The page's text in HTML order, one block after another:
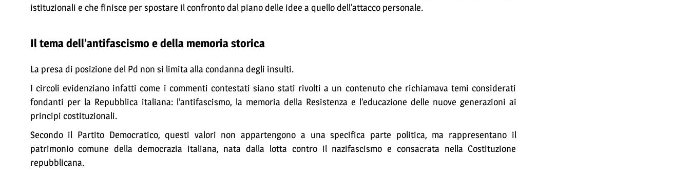
istituzionali e che finisce per spostare il confronto dal piano delle idee a quello dell’attacco personale.
Il tema dell’antifascismo e della memoria storica
La presa di posizione del Pd non si limita alla condanna degli insulti.
I circoli evidenziano infatti come i commenti contestati siano stati rivolti a un contenuto che richiamava temi considerati
fondanti per la Repubblica italiana: l’antifascismo, la memoria della Resistenza e l’educazione delle nuove generazioni ai
principi costituzionali.
Secondo il Partito Democratico, questi valori non appartengono a una specifica parte politica, ma rappresentano il
patrimonio comune della democrazia italiana, nata dalla lotta contro il nazifascismo e consacrata nella Costituzione
repubblicana.